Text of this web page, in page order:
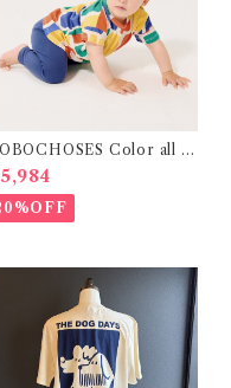
Color all o
ver T-shirt / 12・24m